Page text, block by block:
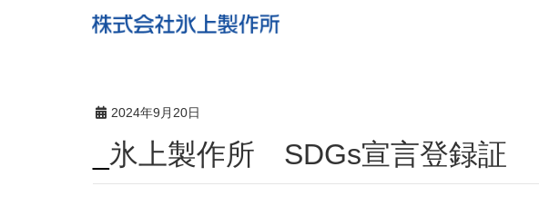
2024年9月20日
_氷上製作所 SDGs宣言登録証